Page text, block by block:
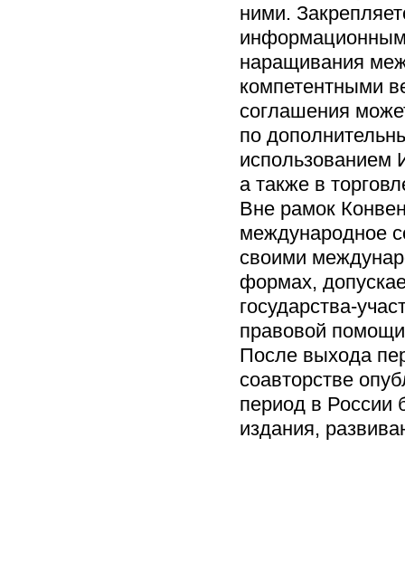
ними.
информационным
наращивания
компетентными
соглашения
по
использованием
а также в
Вне рамок
международное
своими
формах,
государства-
правовой
После выхода
соавторстве
период в России
издания,